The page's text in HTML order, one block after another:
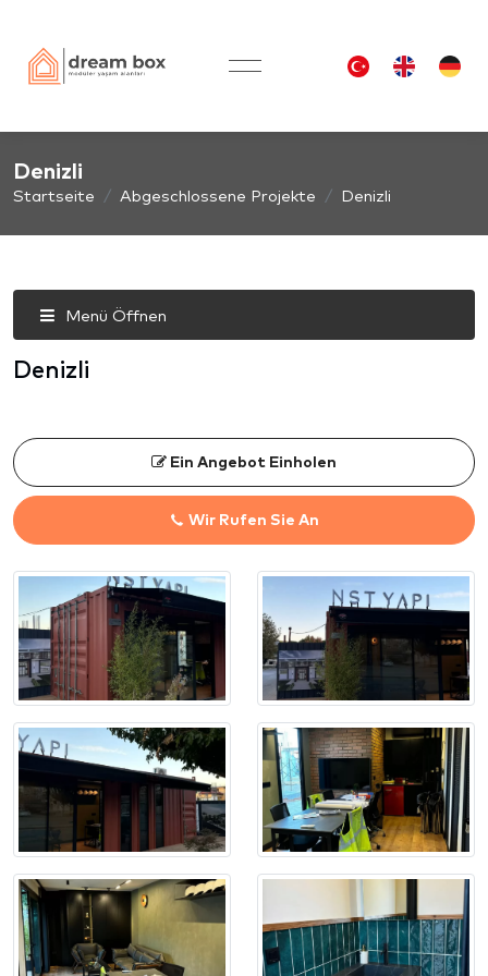
Denizli
Startseite Abgeschlossene Projekte Denizli
Menü Öffnen
Denizli
Ein Angebot Einholen
Wir Rufen Sie An